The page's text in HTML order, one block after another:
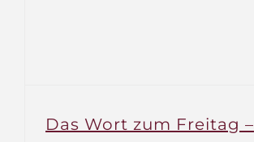
Das Wort zum Freitag –